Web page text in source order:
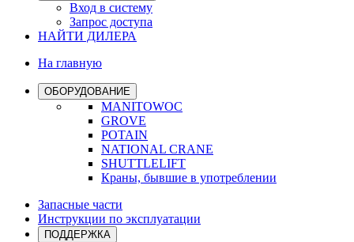
Вход в систему
Запрос доступа
НАЙТИ ДИЛЕРА
На главную
ОБОРУДОВАНИЕ
MANITOWOC
GROVE
POTAIN
NATIONAL CRANE
SHUTTLELIFT
Краны, бывшие в употреблении
Запасные части
Инструкции по эксплуатации
ПОДДЕРЖКА